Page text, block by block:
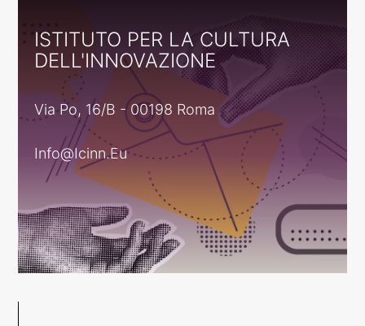
ISTITUTO PER LA CULTURA
DELL'INNOVAZIONE
Via Po, 16/B - 00198 Roma
Info@icinn.eu